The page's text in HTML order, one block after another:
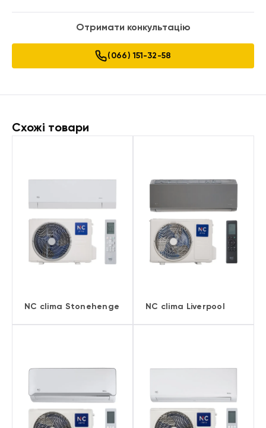
Отримати конкультацію
(066) 151-32-58
Схожі товари
NC clima Stonehenge NC clima Liverpool